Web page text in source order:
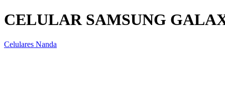
CELULAR SAMSUNG
Celulares Nanda